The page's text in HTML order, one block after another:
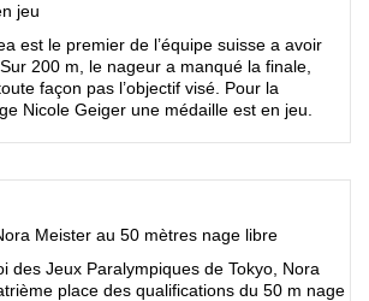
jeu
est le premier de l’équipe suisse a avoir
200 m, le nageur a manqué la finale,
façon pas l’objectif visé. Pour la
Nicole Geiger une médaille est en jeu.
Meister au 50 mètres nage libre
des Jeux Paralympiques de Tokyo, Nora
place des qualifications du 50 m nage